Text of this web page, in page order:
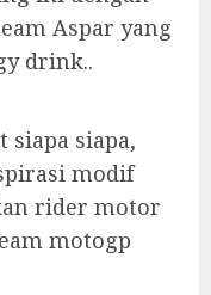
Aspar yang
drink..
siapa,
modif
rider motor
motogp